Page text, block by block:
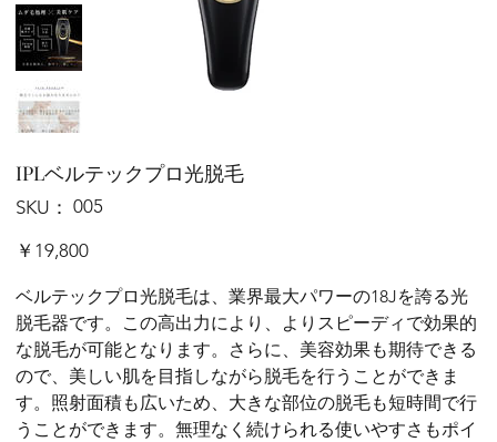
IPLベルテックプロ光脱毛
SKU：
SKU：
005
005
価
格
￥19,800
ベルテックプロ光脱毛は、業界最大パワーの18Jを誇る光
脱毛器です。この高出力により、よりスピーディで効果的
な脱毛が可能となります。さらに、美容効果も期待できる
ので、美しい肌を目指しながら脱毛を行うことができま
す。照射面積も広いため、大きな部位の脱毛も短時間で行
うことができます。無理なく続けられる使いやすさもポイ